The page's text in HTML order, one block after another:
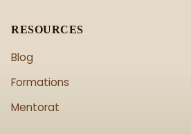
RESOURCES
Blog
Formations
Mentorat